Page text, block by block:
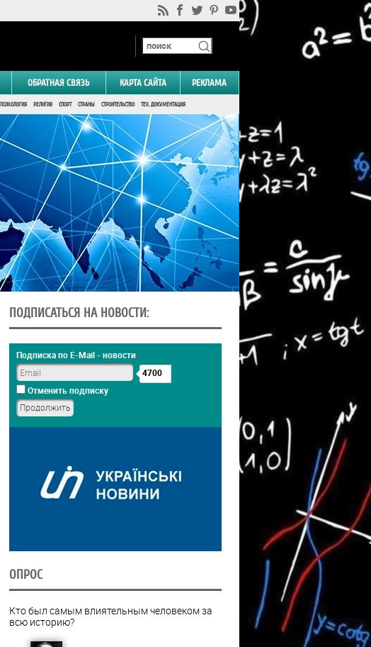
ОБРАТНАЯ СВЯЗЬ КАРТА САЙТА РЕКЛАМА
ПСИХОЛОГИЯ РЕЛИГИЯ СПОРТ СТРАНЫ СТРОИТЕЛЬСТВО ТЕХ. ДОКУМЕНТАЦИЯ
ПОДПИСАТЬСЯ НА НОВОСТИ:
Подписка по E-Mail - новости
4700
Отменить подписку
ОПРОС
Кто был самым влиятельным человеком за
всю историю?